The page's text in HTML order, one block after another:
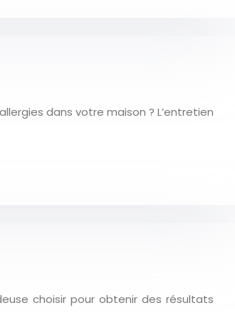
dans votre maison ? L’entretien
choisir pour obtenir des résultats